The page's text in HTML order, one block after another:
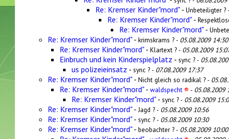
Re: Kremser Kinder"mord"- Unbeteiligter ? -
Re: Kremser Kinder"mord"-
Re: Kremser Kinder"mord"-
Re: Kremser Kinder"mord"- krimskrams ? - 05.08.2009 14:30
Re: Kremser Kinder"mord"- Klartext ? - 05.08.2009
Einbruch und kein Kinderspielplatz - sync ? -
us polizeieinsatz - sync ? - 07.08.2009 17:37
Re: Kremser Kinder"mord"- Nicht gleich so radikal ? -
Re: Kremser Kinder"mord"- waldspecht ® - 05.08.2009
Re: Kremser Kinder"mord"- sync ? - 05.08.2009
Re: Kremser Kinder"mord"- Jagd ? - 05.08.2009 10:56
Re: Kremser Kinder"mord"- sync ? - 05.08.2009 10:30
Re: Kremser Kinder"mord"- beobachter ? - 05.08.2009 10:00